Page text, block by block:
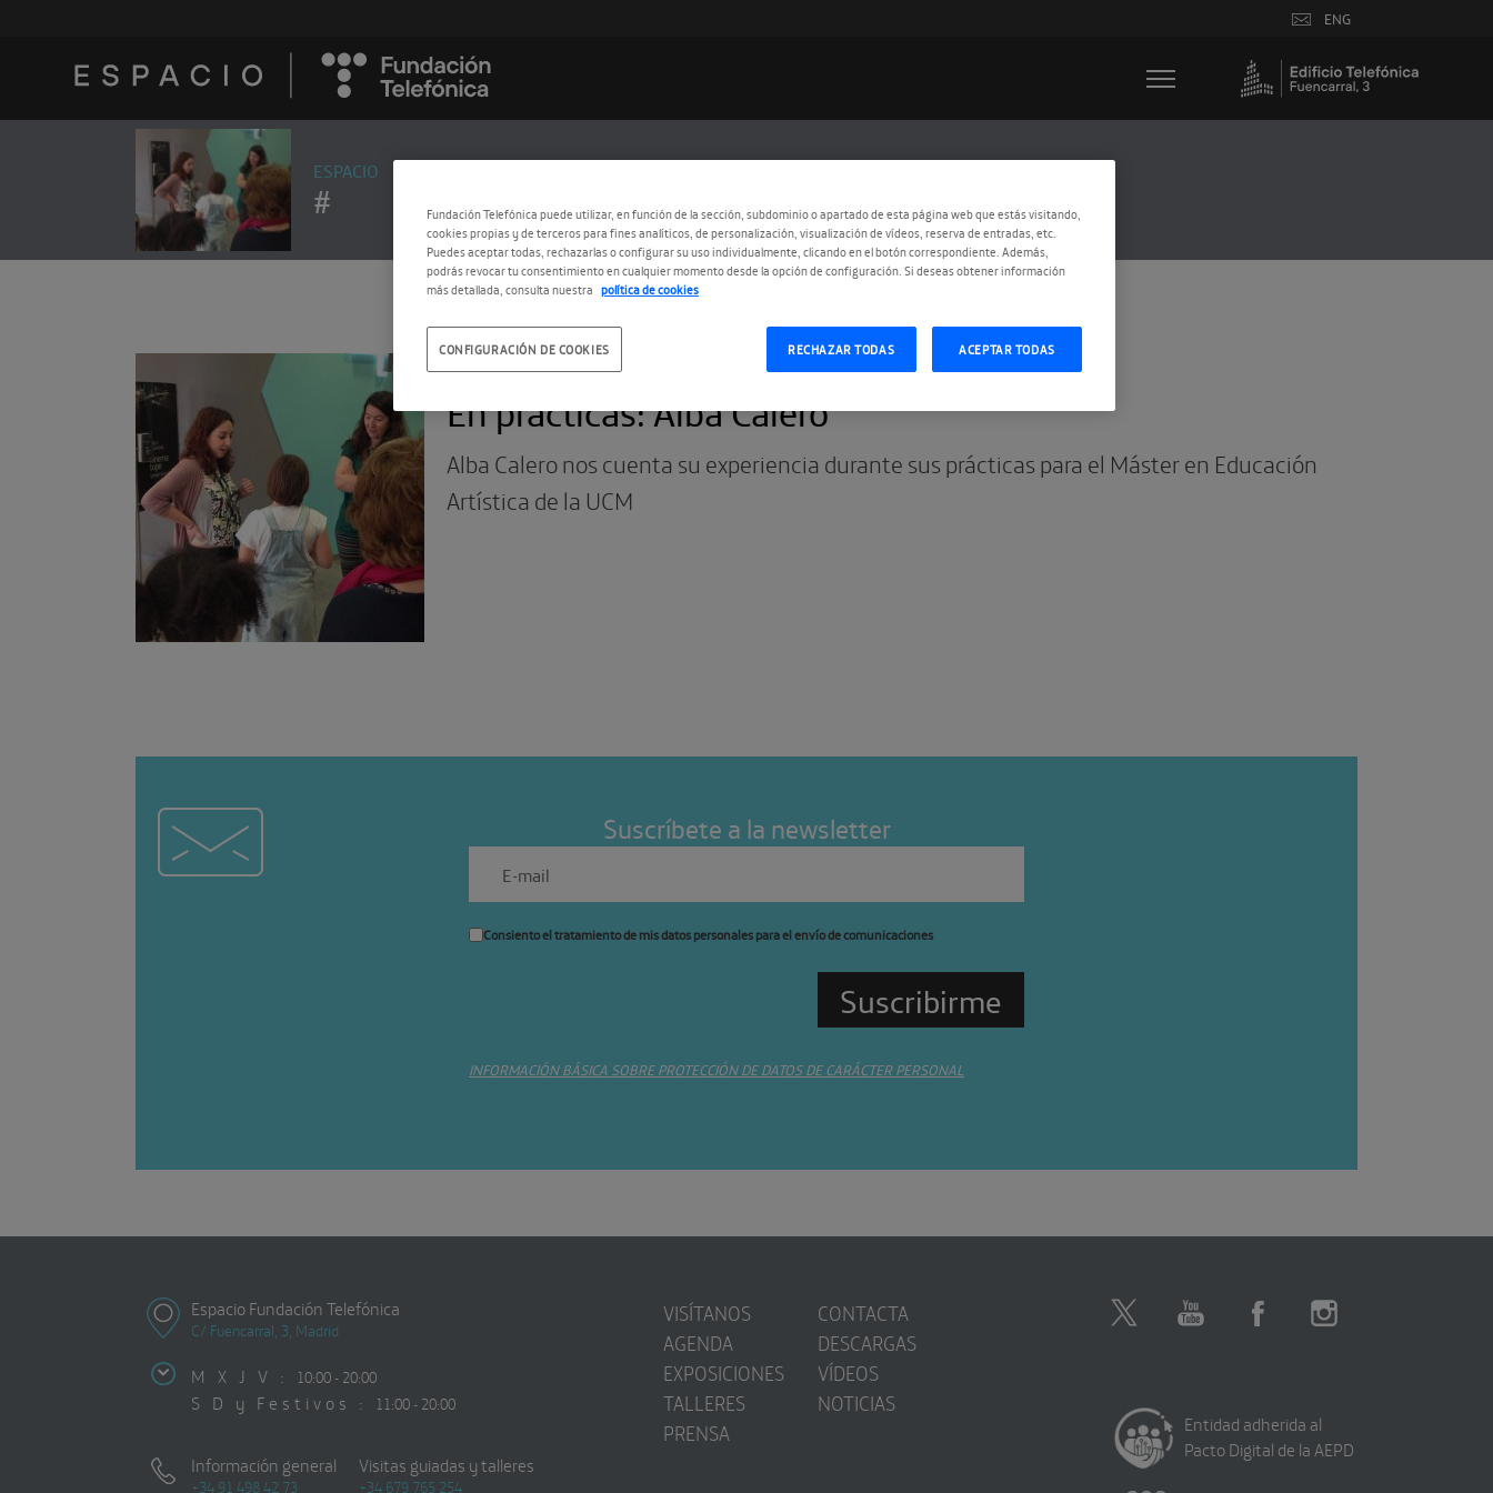
ENG
ESPACIO
#
27.05.2016
En prácticas: Alba Calero
Alba Calero nos cuenta su experiencia durante sus prácticas para el Máster en Educación
Artística de la UCM
Suscríbete a la newsletter
Consiento el tratamiento de mis datos personales para el envío de comunicaciones
INFORMACIÓN BÁSICA SOBRE PROTECCIÓN DE DATOS DE CARÁCTER PERSONAL
Espacio Fundación Telefónica
C/ Fuencarral, 3, Madrid
M X J V : 10:00 - 20:00
S D y Festivos : 11:00 - 20:00
Información general
+34 91 498 42 73
Visitas guiadas y talleres
+34 679 765 254
VISÍTANOS
AGENDA
EXPOSICIONES
TALLERES
PRENSA
CONTACTA
DESCARGAS
VÍDEOS
NOTICIAS
Entidad adherida al
Pacto Digital de la AEPD
Fundación Telefónica puede utilizar, en función de la sección, subdominio o apartado de esta página web que estás visitando,
cookies propias y de terceros para fines analíticos, de personalización, visualización de vídeos, reserva de entradas, etc.
Puedes aceptar todas, rechazarlas o configurar su uso individualmente, clicando en el botón correspondiente. Además,
podrás revocar tu consentimiento en cualquier momento desde la opción de configuración. Si deseas obtener información
más detallada, consulta nuestra política de cookies
RECHAZAR TODAS ACEPTAR TODAS
CONFIGURACIÓN DE COOKIES